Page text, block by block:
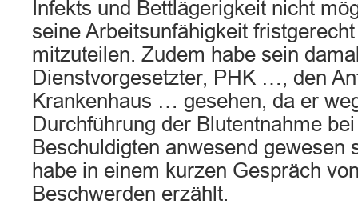
Infekts und Bettlägerigkeit nicht
seine Arbeitsunfähigkeit
mitzuteilen. Zudem habe sein
Dienstvorgesetzter, PHK …, den
Krankenhaus … gesehen, da er
Durchführung der Blutentnahme
Beschuldigten anwesend gewesen
habe in einem kurzen Gespräch
Beschwerden erzählt.